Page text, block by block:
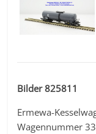
Bilder 825811
Ermewa-
Wagennummer